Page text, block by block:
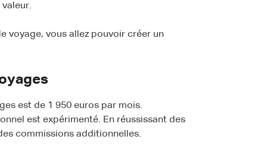
voyage, vous allez pouvoir créer un
est de 1 950 euros par mois.
est expérimenté. En réussissant des
commissions additionnelles.